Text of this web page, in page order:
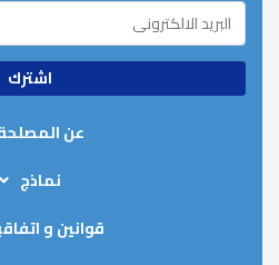
عن المصلحة
الهيكل
الخطة
عناوين
نماذج
نماذج إقرارات
قوانين و